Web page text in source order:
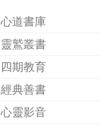
心道書庫
靈鷲叢書
四期教育
經典善書
心靈影音